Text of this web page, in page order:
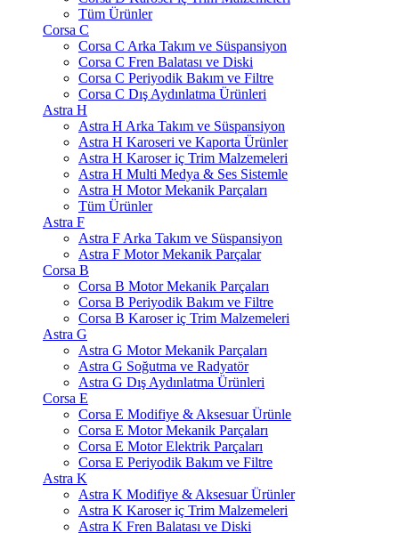
Tüm Ürünler
Corsa C
Corsa C Arka Takım ve Süspansiyon
Corsa C Fren Balatası ve Diski
Corsa C Periyodik Bakım ve Filtre
Corsa C Dış Aydınlatma Ürünleri
Astra H
Astra H Arka Takım ve Süspansiyon
Astra H Karoseri ve Kaporta Ürünler
Astra H Karoser iç Trim Malzemeleri
Astra H Multi Medya & Ses Sistemle
Astra H Motor Mekanik Parçaları
Tüm Ürünler
Astra F
Astra F Arka Takım ve Süspansiyon
Astra F Motor Mekanik Parçalar
Corsa B
Corsa B Motor Mekanik Parçaları
Corsa B Periyodik Bakım ve Filtre
Corsa B Karoser iç Trim Malzemeleri
Astra G
Astra G Motor Mekanik Parçaları
Astra G Soğutma ve Radyatör
Astra G Dış Aydınlatma Ürünleri
Corsa E
Corsa E Modifiye & Aksesuar Ürünle
Corsa E Motor Mekanik Parçaları
Corsa E Motor Elektrik Parçaları
Corsa E Periyodik Bakım ve Filtre
Astra K
Astra K Modifiye & Aksesuar Ürünler
Astra K Karoser iç Trim Malzemeleri
Astra K Fren Balatası ve Diski